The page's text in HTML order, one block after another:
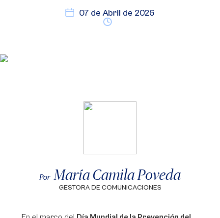
07 de Abril de 2026
Por María Camila Poveda
GESTORA DE COMUNICACIONES